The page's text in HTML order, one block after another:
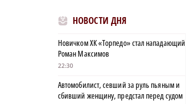
НОВОСТИ ДНЯ
Новичком ХК «Торпедо» стал нападающий
Роман Максимов
22:30
Автомобилист, севший за руль пьяным и
сбивший женщину, предстал перед судом